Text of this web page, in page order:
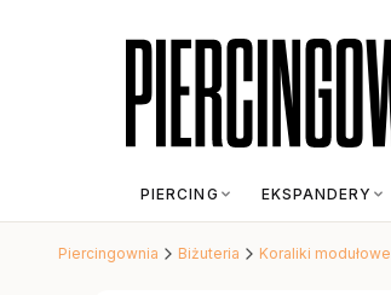
PIERCING EKSPANDERY
Piercingownia Biżuteria Koraliki modułowe